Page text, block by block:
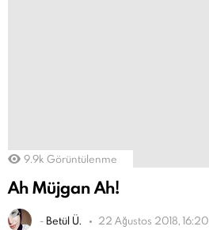
9.9k Görüntülenme
Ah Müjgan Ah!
- Betül Ü. 22 Ağustos 2018, 16:20